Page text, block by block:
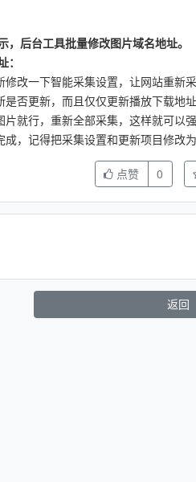
后台工具批量修改图片域名地址。
：
修改一下智能采集设置，让网站重新
是否更新，而且仅仅更新播放下载地
片就行，重新全部采集，这样就可以
成，记得把采集设置和更新项目修改
点赞 0
返回